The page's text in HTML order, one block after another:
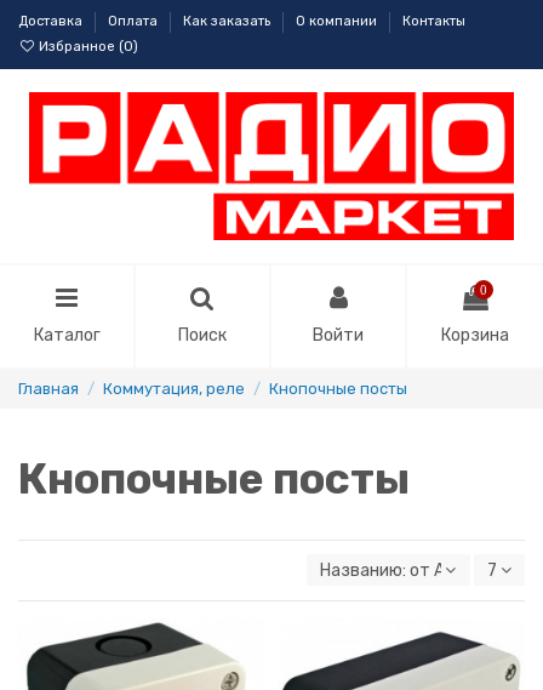
Доставка Оплата Как заказать О компании
Контакты
Избранное (0)
Каталог Поиск Войти
0
Корзина
Главная Коммутация, реле Кнопочные посты
Кнопочные посты
Названию: от А к Я 7